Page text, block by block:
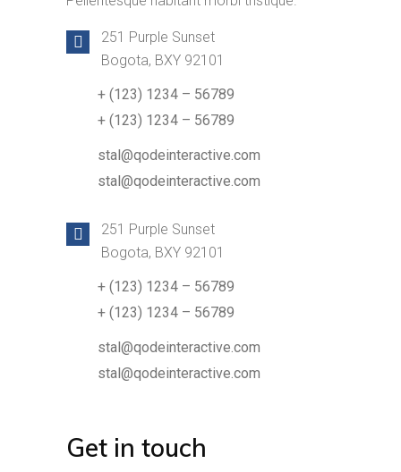
251 Purple Sunset
Bogota, BXY 92101
+ (123) 1234 – 56789
+ (123) 1234 – 56789
stal@qodeinteractive.com
stal@qodeinteractive.com
251 Purple Sunset
Bogota, BXY 92101
+ (123) 1234 – 56789
+ (123) 1234 – 56789
stal@qodeinteractive.com
stal@qodeinteractive.com
Get in touch